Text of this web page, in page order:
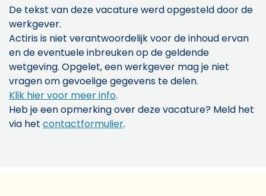
De tekst van deze vacature werd opgesteld door de
werkgever.
Actiris is niet verantwoordelijk voor de inhoud ervan
en de eventuele inbreuken op de geldende
wetgeving. Opgelet, een werkgever mag je niet
vragen om gevoelige gegevens te delen.
Klik hier voor meer info.
Heb je een opmerking over deze vacature? Meld het
via het contactformulier.